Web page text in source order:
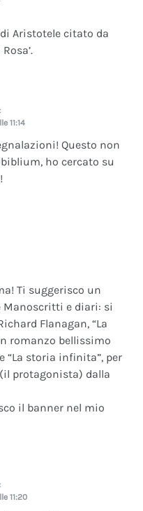
Aristotele citato da
11:14
Questo non
ho cercato su
Ti suggerisco un
Manoscritti e diari: si
Flanagan, “La
romanzo bellissimo
“La storia infinita”, per
protagonista) dalla
il banner nel mio
11:20